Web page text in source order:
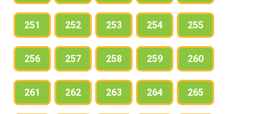
251 252 253 254 255
256 257 258 259 260
261 262 263 264 265